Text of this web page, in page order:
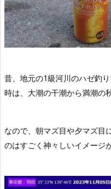
昔、地元の1級河川のハゼ釣
時は、大潮の干潮から満潮の
なので、 朝マズ目や夕マズ目
のはすごく神々しいイメージ